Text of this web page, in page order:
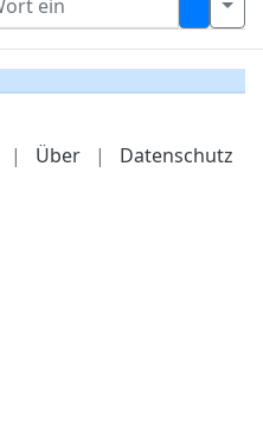
| Über | Datenschutz